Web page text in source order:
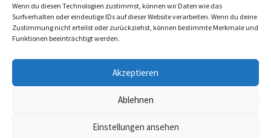
Wenn du diesen Technologien zustimmst, können wir Daten wie das
Surfverhalten oder eindeutige IDs auf dieser Website verarbeiten. Wenn du deine
Zustimmung nicht erteilst oder zurückziehst, können bestimmte Merkmale und
Funktionen beeinträchtigt werden.
Akzeptieren
Ablehnen
Einstellungen ansehen
Datenschutzerklärung
Built with WooCommerce.